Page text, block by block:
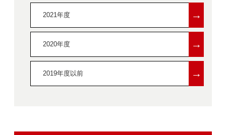
2021年度 →
2020年度 →
2019年度以前 →